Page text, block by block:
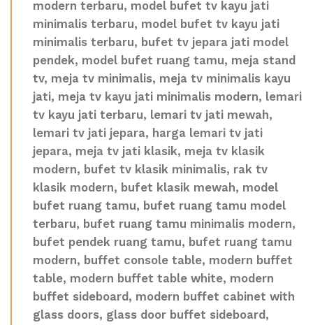
modern terbaru, model bufet tv kayu jati
minimalis terbaru, model bufet tv kayu jati
minimalis terbaru, bufet tv jepara jati model
pendek, model bufet ruang tamu, meja stand
tv, meja tv minimalis, meja tv minimalis kayu
jati, meja tv kayu jati minimalis modern, lemari
tv kayu jati terbaru, lemari tv jati mewah,
lemari tv jati jepara, harga lemari tv jati
jepara, meja tv jati klasik, meja tv klasik
modern, bufet tv klasik minimalis, rak tv
klasik modern, bufet klasik mewah, model
bufet ruang tamu, bufet ruang tamu model
terbaru, bufet ruang tamu minimalis modern,
bufet pendek ruang tamu, bufet ruang tamu
modern, buffet console table, modern buffet
table, modern buffet table white, modern
buffet sideboard, modern buffet cabinet with
glass doors, glass door buffet sideboard,